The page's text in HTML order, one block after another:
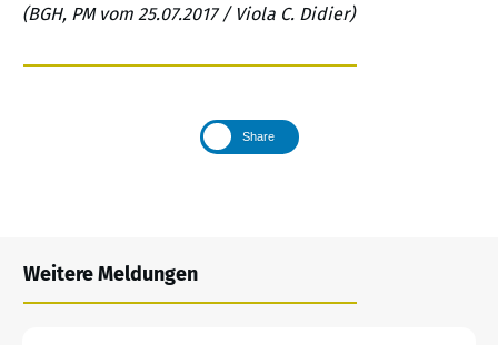
(BGH, PM vom 25.07.2017 / Viola C. Didier)
Share
Weitere Meldungen